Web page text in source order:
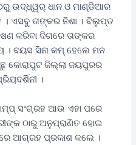
ଉଦ୍ଧ୍ୱର୍ ଧାନ ଓ ମାଣ୍ଡିଆର
ଏସବୁ ତାଙ୍କର ନିଶା । ବିଲୁପ୍ତ
କରିବା ଦିଗରେ ତାଙ୍କର
ବୟସ ସିନା କମ୍‌ ହେଲେ ମନ
କୋରାପୁଟ ଜିଲ୍ଲା ଜୟପୁରର
।
ସଂଗ୍ରହ ଆଉ ଏହା ପରେ
ଠାରୁ ଅନୁପ୍ରାଣିତ ହୋଇ
ଆଗ୍ରହ ପ୍ରକାଶ କଲେ ।